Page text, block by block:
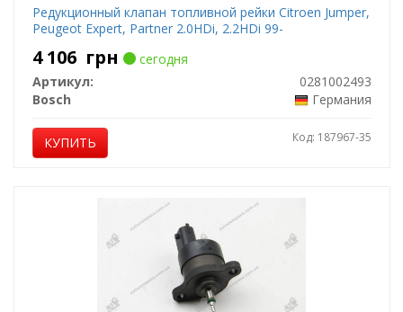
Редукционный клапан топливной рейки Citroen Jumper,
Peugeot Expert, Partner 2.0HDi, 2.2HDi 99-
4 106 грн
сегодня
Артикул:
0281002493
Bosch
Германия
КУПИТЬ Код: 187967-35